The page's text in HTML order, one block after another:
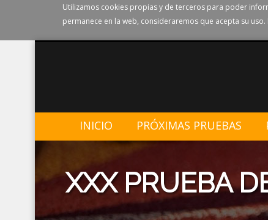
Utilizamos cookies propias y de terceros para poder
permanece en la web, consideraremos que acepta su
INICIO PRÓXIMAS PRUEBAS
XXX PRUEBA